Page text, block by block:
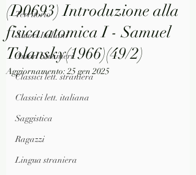
Territorio
Autori Italiani
Autori Stranieri
Classici lett. straniera
Classici lett. italiana
Saggistica
Ragazzi
Lingua straniera
(D0693) Introduzione alla
fisica atomica I - Samuel
Tolansky(1966)(49/2)
Aggiornamento:25 gen 2025